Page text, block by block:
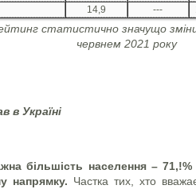
14,9 ---
статистично значущо
червнем 2021 року
в Україні
більшість населення –
напрямку. Частка тих, хто